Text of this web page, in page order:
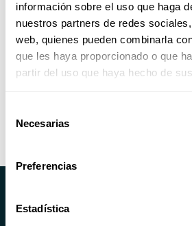
información sobre el uso que haga
nuestros partners de redes
web, quienes pueden combinarla
que les haya proporcionado o que
partir del uso que haya hecho de
Necesarias
Preferencias
Estadística
escuchado la expresión, latencia de
de la nube o de los servidores
menciona en redes y se puede
escenario en lo que respecta a los
reducirla